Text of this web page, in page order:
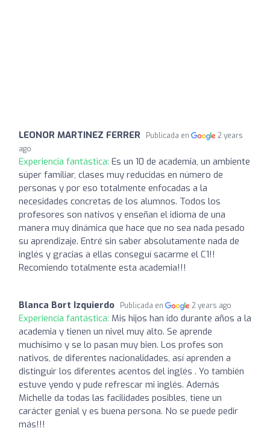
LEONOR MARTINEZ FERRER Publicada en
2 years
ago
Experiencia fantástica: Es un 10 de academia, un ambiente
súper familiar, clases muy reducidas en número de
personas y por eso totalmente enfocadas a la
necesidades concretas de los alumnos. Todos los
profesores son nativos y enseñan el idioma de una
manera muy dinámica que hace que no sea nada pesado
su aprendizaje. Entré sin saber absolutamente nada de
inglés y gracias a ellas conseguí sacarme el C1!!
Recomiendo totalmente esta academia!!!
Blanca Bort Izquierdo Publicada en 2 years ago
Experiencia fantástica: Mis hijos han ido durante años a la
academia y tienen un nivel muy alto. Se aprende
muchísimo y se lo pasan muy bien. Los profes son
nativos, de diferentes nacionalidades, así aprenden a
distinguir los diferentes acentos del inglés . Yo también
estuve yendo y pude refrescar mi inglés. Además
Michelle da todas las facilidades posibles, tiene un
carácter genial y es buena persona. No se puede pedir
más!!!